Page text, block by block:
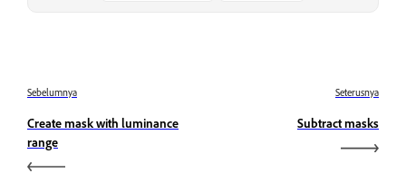
Sebelumnya
Create mask with luminance
range
Seterusnya
Subtract masks